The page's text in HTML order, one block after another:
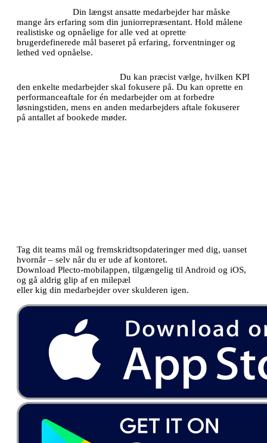
Din længst ansatte medarbejder har måske
mange års erfaring som din juniorrepræsentant. Hold målene
realistiske og opnåelige for alle ved at oprette
brugerdefinerede mål baseret på erfaring, forventninger og
lethed ved opnåelse.
Du kan præcist vælge, hvilken KPI
den enkelte medarbejder skal fokusere på. Du kan oprette en
performanceaftale for én medarbejder om at forbedre
løsningstiden, mens en anden medarbejders aftale fokuserer
på antallet af bookede møder.
Tag dit teams mål og fremskridtsopdateringer med dig, uanset
hvornår – selv når du er ude af kontoret.
Download Plecto-mobilappen, tilgængelig til Android og iOS,
og gå aldrig glip af en milepæl
eller kig din medarbejder over skulderen igen.